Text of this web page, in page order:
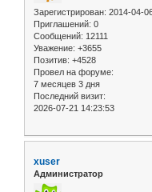
Зарегистрирован: 2014-04-
Приглашений: 0
Сообщений: 12111
Уважение: +3655
Позитив: +4528
Провел на форуме:
7 месяцев 3 дня
Последний визит:
2026-07-21 14:23:53
xuser
Администратор